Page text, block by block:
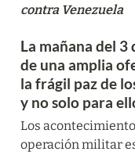
contra Venezuela
La mañana del 3
de una amplia
la frágil paz de
y no solo para
Los
operación militar